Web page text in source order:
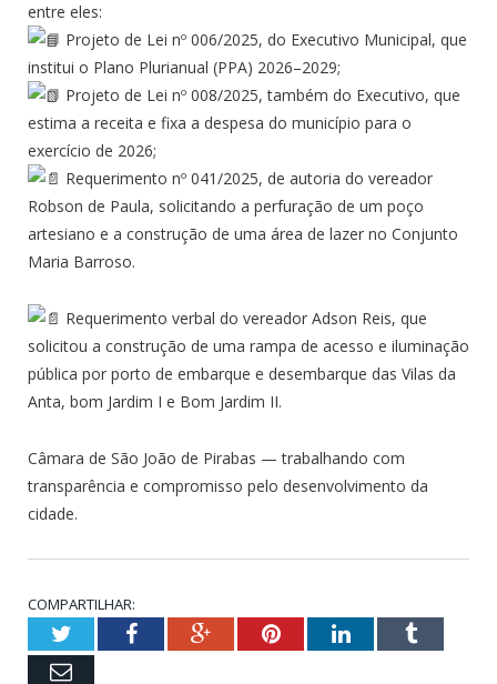
entre eles:
Projeto de Lei nº 006/2025, do Executivo Municipal, que
institui o Plano Plurianual (PPA) 2026–2029;
Projeto de Lei nº 008/2025, também do Executivo, que
estima a receita e fixa a despesa do município para o
exercício de 2026;
Requerimento nº 041/2025, de autoria do vereador
Robson de Paula, solicitando a perfuração de um poço
artesiano e a construção de uma área de lazer no Conjunto
Maria Barroso.
Requerimento verbal do vereador Adson Reis, que
solicitou a construção de uma rampa de acesso e iluminação
pública por porto de embarque e desembarque das Vilas da
Anta, bom Jardim I e Bom Jardim II.
Câmara de São João de Pirabas — trabalhando com
transparência e compromisso pelo desenvolvimento da
cidade.
COMPARTILHAR:
TwitterFacebookGoogle+PinterestLinkedInTumblr
Email